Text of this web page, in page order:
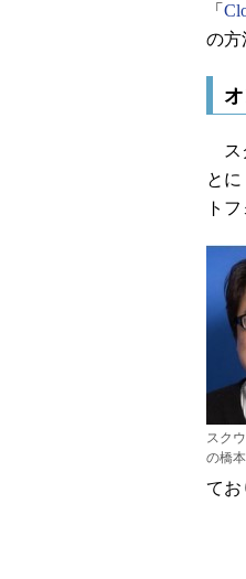
「
の方
ス
と
ト
スク
の橋
てお